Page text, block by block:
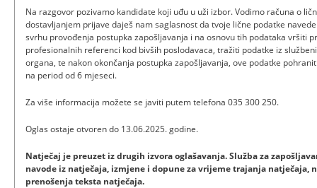
Na razgovor pozivamo kandidate koji uđu u uži izbor. Vodimo računa o
dostavljanjem prijave daješ nam saglasnost da tvoje lične podatke
svrhu provođenja postupka zapošljavanja i na osnovu tih podataka vršiti
profesionalnih referenci kod bivših poslodavaca, tražiti podatke iz
organa, te nakon okončanja postupka zapošljavanja, ove podatke
na period od 6 mjeseci.
Za više informacija možete se javiti putem telefona 035 300 250.
Oglas ostaje otvoren do 13.06.2025. godine.
Natječaj je preuzet iz drugih izvora oglašavanja. Služba za
navode iz natječaja, izmjene i dopune za vrijeme trajanja natječaja,
prenošenja teksta natječaja.